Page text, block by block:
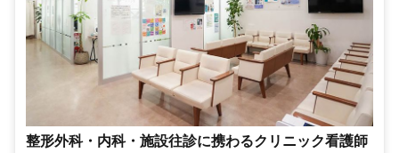
整形外科・内科・施設往診に携わるクリニック看護師